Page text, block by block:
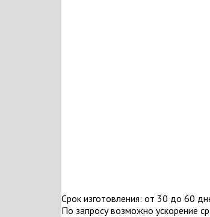
Срок изготовления: от 30 до 60
По запросу возможно ускорение